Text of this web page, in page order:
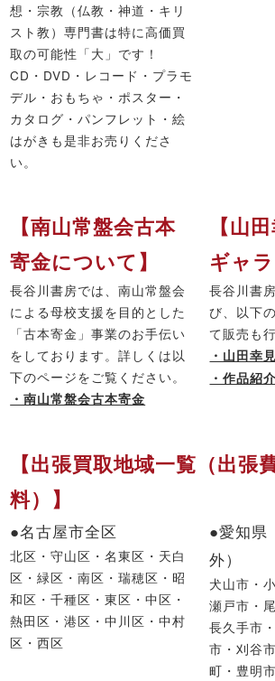
想・宗教（仏教・神道・キリ
スト教）専門書は特に高価買
取の可能性「大」です！
CD・DVD・レコード・プラモ
デル・おもちゃ・ポスター・
カタログ・パンフレット・絵
はがきも是非お売りくださ
い。
【南山常盤会古本
寄金について】
長谷川書房では、南山常盤会
による母校支援を目的とした
「古本寄金」事業のお手伝い
をしております。詳しくは以
下のページをご覧ください。
・南山常盤会古本寄金
【山
ギャラ
長谷川書
び、以下
て販売も
・山田幸
・作品紹
【出張買取地域一覧（出張
料）】
●名古屋市全区
北区・守山区・名東区・天白
区・緑区・南区・瑞穂区・昭
和区・千種区・東区・中区・
熱田区・港区・中川区・中村
区・西区
●愛知県
外）
犬山市・
瀬戸市・
長久手市
市・刈谷
町・豊明